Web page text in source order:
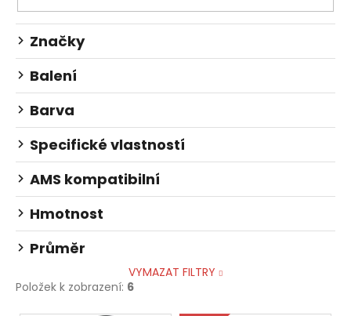
Značky
Balení
Barva
Specifické vlastností
AMS kompatibilní
Hmotnost
Průměr
VYMAZAT FILTRY
Položek k zobrazení: 6